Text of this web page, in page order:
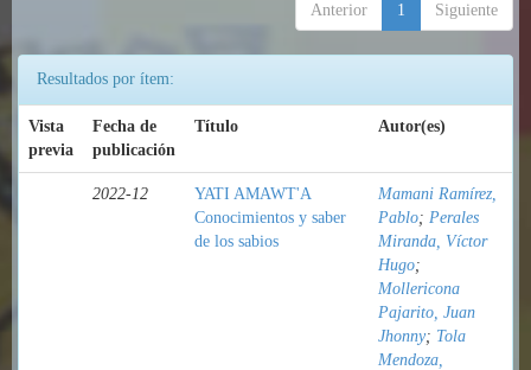
Anterior 1 Siguiente
Resultados por ítem:
Vista
previa
Fecha de
publicación
Título Autor(es)
2022-12
YATI AMAWT'A
Conocimientos y saber
de los sabios
Mamani Ramírez,
Pablo; Perales
Miranda, Víctor
Hugo;
Mollericona
Pajarito, Juan
Jhonny; Tola
Mendoza,